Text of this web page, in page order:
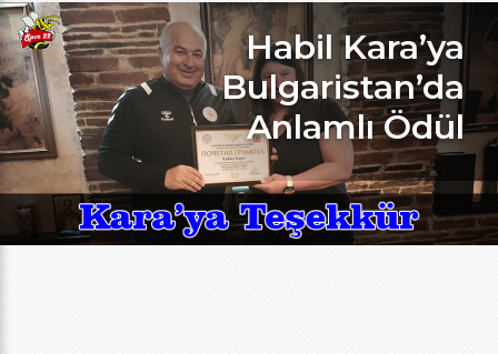
rekoru kırıldı. REKOR KATILIMA
REKORLU AÇILIŞ Edirne Okullar
Arası Genç Kızlar A Kategorisi
Voleybol İl Şampiyonluğu maçlarına
bu yıl 8 grupta toplam […]
Habil Kara’ya
Bulgaristan’da
Anlamlı Ödül